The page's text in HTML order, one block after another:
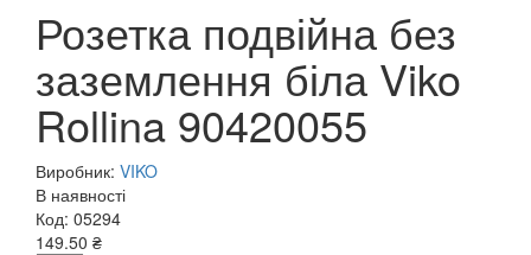
Розетка подвійна без
заземлення біла Viko
Rollina 90420055
Виробник: VIKO
В наявності
Код: 05294
149.50 ₴